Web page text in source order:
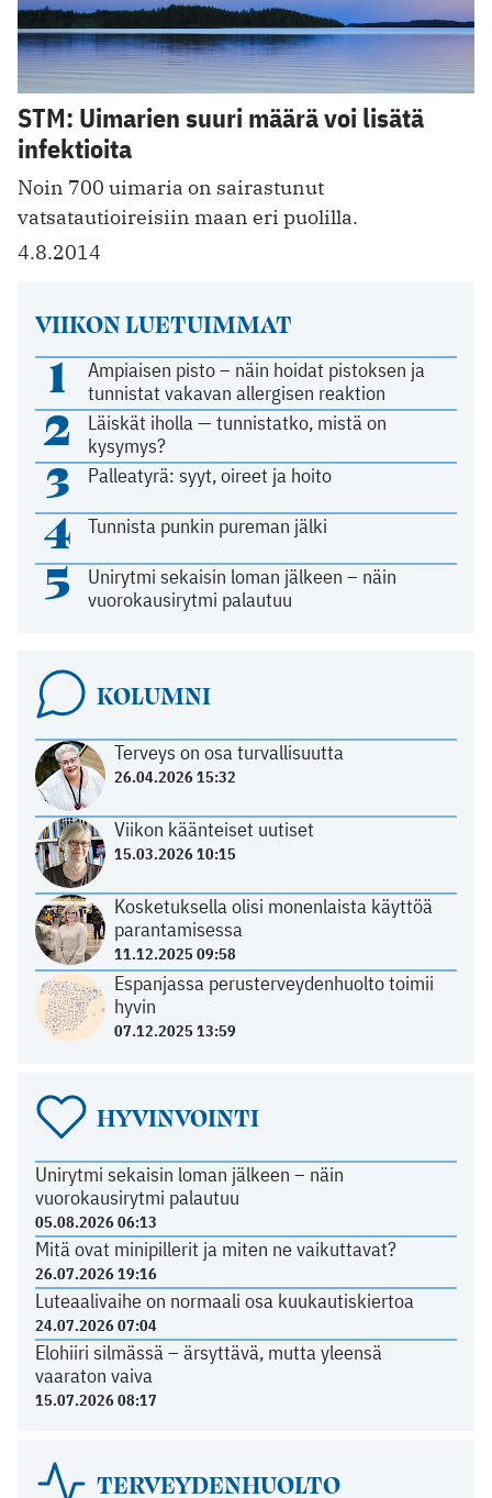
STM: Uimarien suuri määrä voi lisätä
infektioita
Noin 700 uimaria on sairastunut
vatsatautioireisiin maan eri puolilla.
4.8.2014
VIIKON LUETUIMMAT
1
Ampiaisen pisto – näin hoidat pistoksen ja
tunnistat vakavan allergisen reaktion
2
Läiskät iholla — tunnistatko, mistä on
kysymys?
3 Palleatyrä: syyt, oireet ja hoito
4 Tunnista punkin pureman jälki
5
Unirytmi sekaisin loman jälkeen – näin
vuorokausirytmi palautuu
KOLUMNI
Terveys on osa turvallisuutta
26.04.2026 15:32
Viikon käänteiset uutiset
15.03.2026 10:15
Kosketuksella olisi monenlaista käyttöä
parantamisessa
11.12.2025 09:58
Espanjassa perusterveydenhuolto toimii
hyvin
07.12.2025 13:59
HYVINVOINTI
Unirytmi sekaisin loman jälkeen – näin
vuorokausirytmi palautuu
05.08.2026 06:13
Mitä ovat minipillerit ja miten ne vaikuttavat?
26.07.2026 19:16
Luteaalivaihe on normaali osa kuukautiskiertoa
24.07.2026 07:04
Elohiiri silmässä – ärsyttävä, mutta yleensä
vaaraton vaiva
15.07.2026 08:17
TERVEYDENHUOLTO